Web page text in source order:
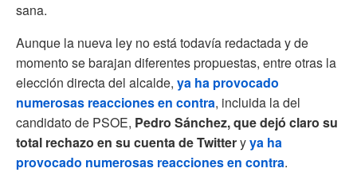
sana.
Aunque la nueva ley no está todavía redactada y de
momento se barajan diferentes propuestas, entre otras la
elección directa del alcalde, ya ha provocado
numerosas reacciones en contra, incluida la del
candidato de PSOE, Pedro Sánchez, que dejó claro su
total rechazo en su cuenta de Twitteryya ha
provocado numerosas reacciones en contra.